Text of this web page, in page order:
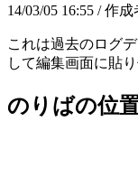
14/03/05 16:55 / 作成
これは過去のログ
して編集画面に貼
のりばの位